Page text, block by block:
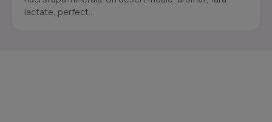
lactate, perfect...